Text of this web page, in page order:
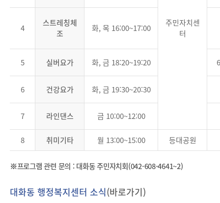
주민자치센
터
4
스트레칭체
조
화, 목 16:00~17:00
5 실버요가 화, 금 18:20~19:20
6 건강요가 화, 금 19:30~20:30
7 라인댄스 금 10:00~12:00
8 취미기타 월 13:00~15:00 등대공원
※프로그램 관련 문의 : 대화동 주민자치회(042-608-4641~2)
대화동 행정복지센터 소식(바로가기)